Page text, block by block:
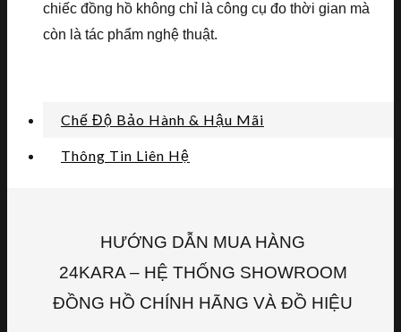
chiếc đồng hồ không chỉ là công cụ đo thời gian mà
còn là tác phẩm nghệ thuật.
Chế Độ Bảo Hành & Hậu Mãi
Thông Tin Liên Hệ
HƯỚNG DẪN MUA HÀNG
24KARA – HỆ THỐNG SHOWROOM
ĐỒNG HỒ CHÍNH HÃNG VÀ ĐỒ HIỆU